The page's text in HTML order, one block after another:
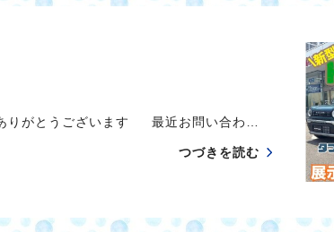
りがとうございます 最近お問い合わ…
つづきを読む